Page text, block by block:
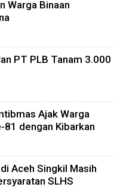
Warga Binaan
PT PLB Tanam 3.000
Ajak Warga
81 dengan Kibarkan
Aceh Singkil Masih
SLHS